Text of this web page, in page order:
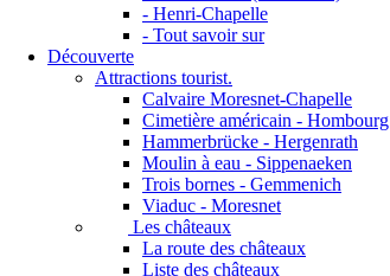
- Henri-Chapelle
- Tout savoir sur
Découverte
Attractions tourist.
Calvaire Moresnet-Chapelle
Cimetière américain - Hombourg
Hammerbrücke - Hergenrath
Moulin à eau - Sippenaeken
Trois bornes - Gemmenich
Viaduc - Moresnet
Les châteaux
La route des châteaux
Liste des châteaux